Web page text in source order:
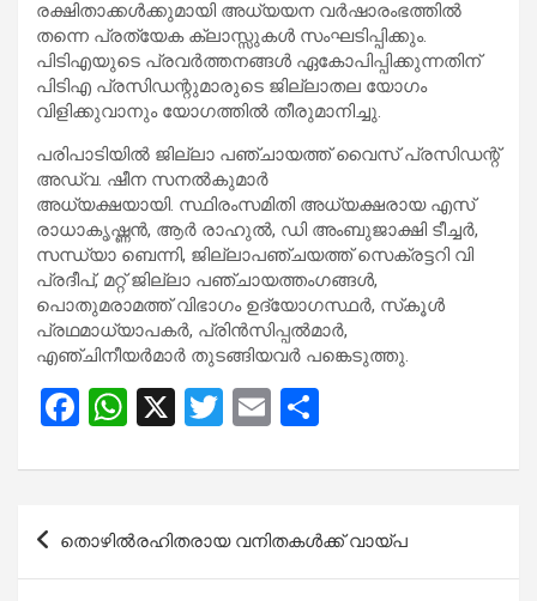
രക്ഷിതാക്കൾക്കുമായി അധ്യയന വർഷാരംഭത്തിൽ
തന്നെ പ്രത്യേക ക്ലാസ്സുകൾ സംഘടിപ്പിക്കും.
പിടിഎയുടെ പ്രവർത്തനങ്ങൾ ഏകോപിപ്പിക്കുന്നതിന്
പിടിഎ പ്രസിഡന്റുമാരുടെ ജില്ലാതല യോഗം
വിളിക്കുവാനും യോഗത്തിൽ തീരുമാനിച്ചു.
പരിപാടിയിൽ ജില്ലാ പഞ്ചായത്ത് വൈസ് പ്രസിഡന്റ്
അഡ്വ. ഷീന സനല്‍കുമാര്‍
അധ്യക്ഷയായി. സ്ഥിരംസമിതി അധ്യക്ഷരായ എസ്
രാധാകൃഷ്ണന്‍, ആര്‍ രാഹുല്‍, ഡി അംബുജാക്ഷി ടീച്ചര്‍,
സന്ധ്യാ ബെന്നി, ജില്ലാപഞ്ചയത്ത് സെക്രട്ടറി വി
പ്രദീപ്, മറ്റ് ജില്ലാ പഞ്ചായത്തംഗങ്ങൾ,
പൊതുമരാമത്ത് വിഭാഗം ഉദ്യോഗസ്ഥർ, സ്‌കൂള്‍
പ്രഥമാധ്യാപകർ, പ്രിന്‍സിപ്പൽമാര്‍,
എഞ്ചിനീയർമാർ തുടങ്ങിയവര്‍ പങ്കെടുത്തു.
F
ce
o
W
at
s
A
X
T
tt
E
ail ar
e
Post
തൊഴില്‍രഹിതരായ വനിതകള്‍ക്ക് വായ്പ